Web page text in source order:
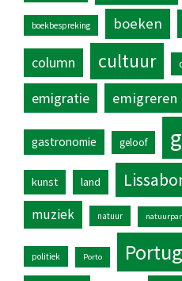
boekbespreking boeken
column cultuur
emigratie emigreren
gastronomie geloof
kunst land
muziek natuur
politiek Porto